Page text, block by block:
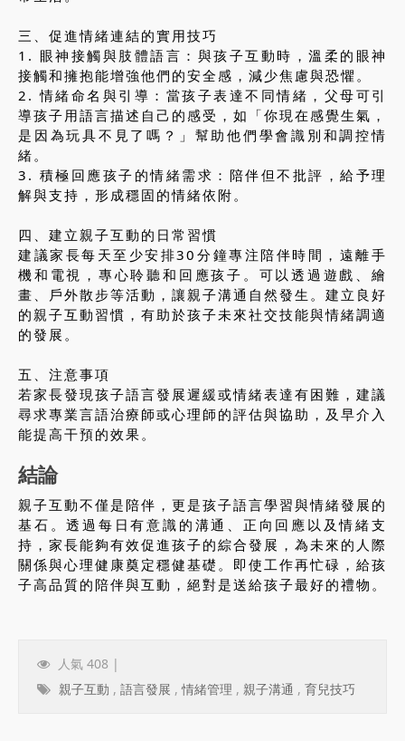
三、促進情緒連結的實用技巧
1. 眼神接觸與肢體語言：與孩子互動時，溫柔的眼神
接觸和擁抱能增強他們的安全感，減少焦慮與恐懼。
2. 情緒命名與引導：當孩子表達不同情緒，父母可引
導孩子用語言描述自己的感受，如「你現在感覺生氣，
是因為玩具不見了嗎？」幫助他們學會識別和調控情
緒。
3. 積極回應孩子的情緒需求：陪伴但不批評，給予理
解與支持，形成穩固的情緒依附。
四、建立親子互動的日常習慣
建議家長每天至少安排30分鐘專注陪伴時間，遠離手
機和電視，專心聆聽和回應孩子。可以透過遊戲、繪
畫、戶外散步等活動，讓親子溝通自然發生。建立良好
的親子互動習慣，有助於孩子未來社交技能與情緒調適
的發展。
五、注意事項
若家長發現孩子語言發展遲緩或情緒表達有困難，建議
尋求專業言語治療師或心理師的評估與協助，及早介入
能提高干預的效果。
結論
親子互動不僅是陪伴，更是孩子語言學習與情緒發展的
基石。透過每日有意識的溝通、正向回應以及情緒支
持，家長能夠有效促進孩子的綜合發展，為未來的人際
關係與心理健康奠定穩健基礎。即使工作再忙碌，給孩
子高品質的陪伴與互動，絕對是送給孩子最好的禮物。
人氣 408 |
親子互動 , 語言發展 , 情緒管理 , 親子溝通 , 育兒技巧